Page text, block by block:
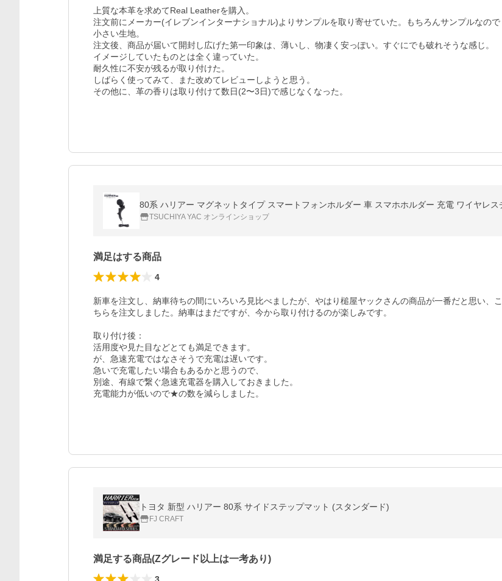
上質な本革を求めてReal Leatherを購入。
注文前にメーカー(イレブンインターナショナル)よりサンプルを取り寄せていた。もちろんサンプルなので
小さい生地。
注文後、商品が届いて開封し広げた第一印象は、薄いし、物凄く安っぽい。すぐにでも破れそうな感じ。
イメージしていたものとは全く違っていた。
耐久性に不安が残るが取り付けた。
しばらく使ってみて、また改めてレビューしようと思う。
その他に、革の香りは取り付けて数日(2〜3日)で感じなくなった。
TSUCHIYA YAC オンラインショップ
満足はする商品
4
新車を注文し、納車待ちの間にいろいろ見比べましたが、やはり槌屋ヤックさんの商品が一番だと思い、こ
ちらを注文しました。納車はまだですが、今から取り付けるのが楽しみです。
取り付け後：
活用度や見た目などとても満足できます。
が、急速充電ではなさそうで充電は遅いです。
急いで充電したい場合もあるかと思うので、
別途、有線で繋ぐ急速充電器を購入しておきました。
充電能力が低いので★の数を減らしました。
トヨタ 新型 ハリアー 80系 サイドステップマット (スタンダード)
FJ CRAFT
満足する商品(Zグレード以上は一考あり)
3